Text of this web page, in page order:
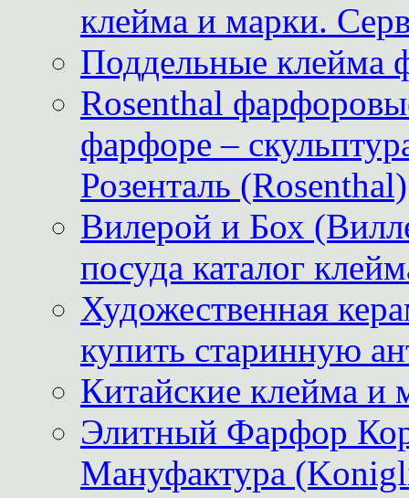
клейма и марки.
Поддельные клейма
Rosenthal
фарфоре –
Розенталь (Rosenthal)
Вилерой и Бох
посуда каталог
Художественная
купить старинную
Китайские клейма и
Элитный Фарфор
Мануфактура